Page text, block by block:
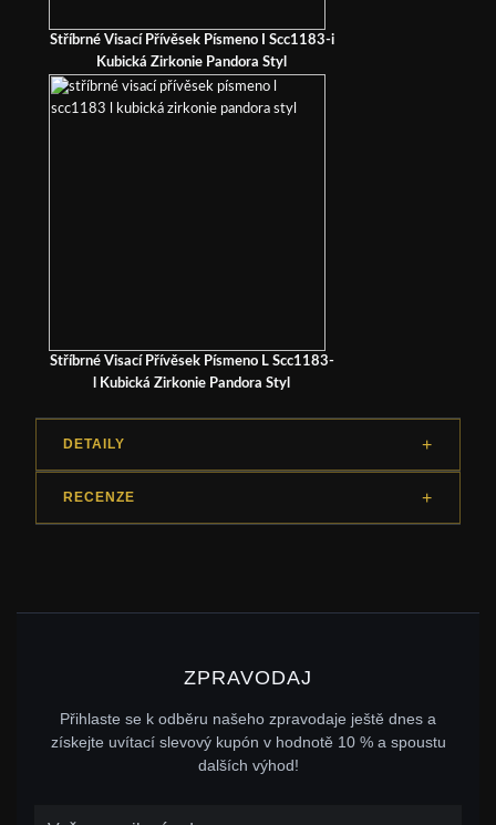
Stříbrné Visací Přívěsek Písmeno I Scc1183-i
Kubická Zirkonie Pandora Styl
Stříbrné Visací Přívěsek Písmeno L Scc1183-
l Kubická Zirkonie Pandora Styl
DETAILY
RECENZE
ZPRAVODAJ
Přihlaste se k odběru našeho zpravodaje ještě dnes a
získejte uvítací slevový kupón v hodnotě 10 % a spoustu
dalších výhod!